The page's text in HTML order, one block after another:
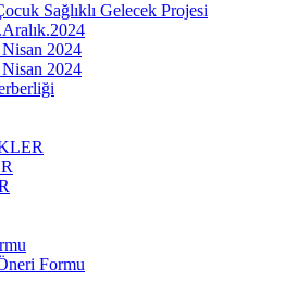
Sağlıklı Gelecek Projesi
2024
2024
Formu